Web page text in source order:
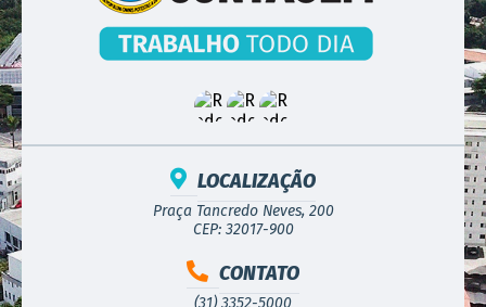
LOCALIZAÇÃO
Praça Tancredo Neves, 200
CEP: 32017-900
CONTATO
(31) 3352-5000